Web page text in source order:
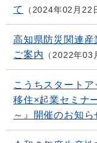
て
2024年02月22
高知県防災関連
ご案内
2022年03
こうちスタート
移住×起業セミ
～』開催のお知ら